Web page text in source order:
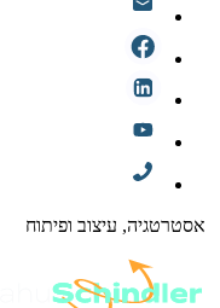
אסטרטגיה, עיצוב ופיתוח